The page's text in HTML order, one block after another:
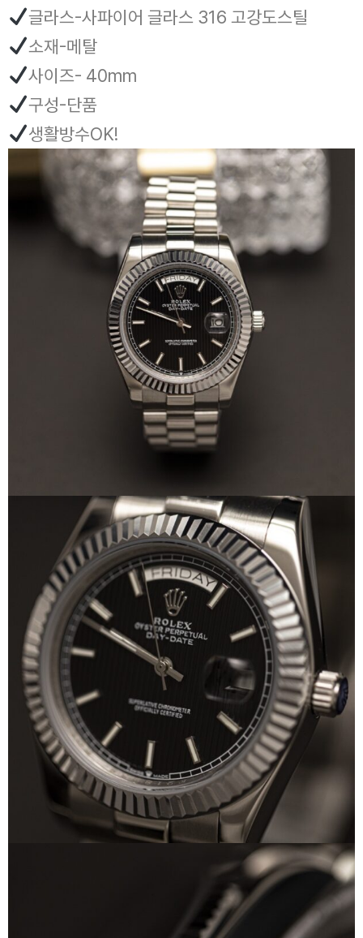
글라스-사파이어 글라스 316 고강도스틸
소재-메탈
사이즈- 40mm
구성-단품
생활방수OK!